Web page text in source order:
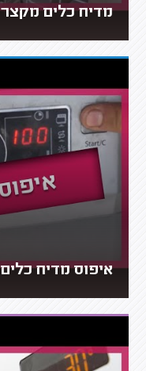
מדיח כלים
איפוס מדיח